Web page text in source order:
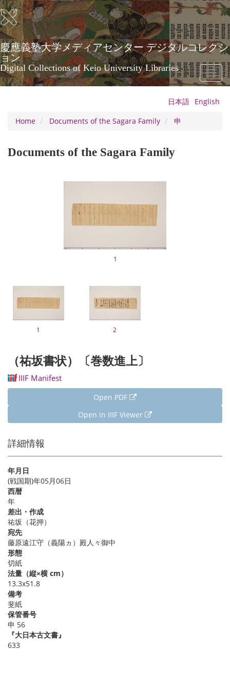
Skip
to
main
content
慶應義塾大学メディアセンター デジタルコレクシ
ョン
Digital Collections of Keio University Libraries
Toggle
日本語 English
Home
Documents of the Sagara Family 申
Documents of the Sagara Family
1
1 2
（祐坂書状）〔巻数進上〕
IIIF Manifest
Open PDF
Open in IIIF Viewer
詳細情報
年月日
(戦国期)年05月06日
西暦
年
差出・作成
祐坂（花押）
宛先
藤原遠江守（義陽ヵ）殿人々御中
形態
切紙
法量（縦×横 cm）
13.3x51.8
備考
斐紙
保管番号
申 56
『大日本古文書』
633